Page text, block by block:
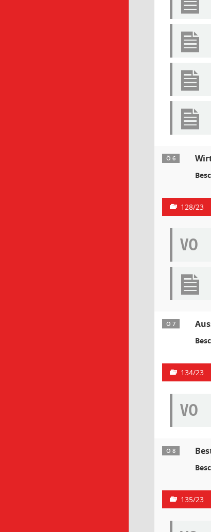
Ö 6
128/23
VO
Ö 7
134/23
VO
Ö 8
135/23